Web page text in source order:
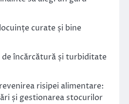
curate și bine
de încărcătură și turbiditate
risipei alimentare:
și gestionarea stocurilor